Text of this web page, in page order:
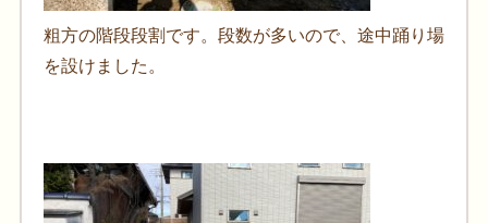
粗方の階段段割です。段数が多いので、途中踊り場
を設けました。